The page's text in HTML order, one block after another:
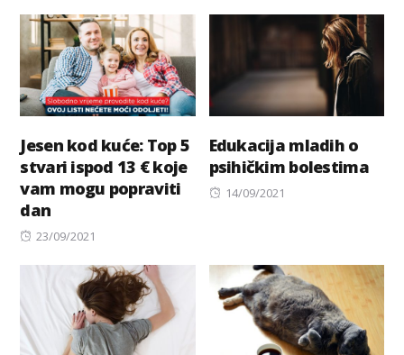
Jesen kod kuće: Top 5
stvari ispod 13 € koje
vam mogu popraviti
dan
Posted
23/09/2021
Edukacija mladih o
psihičkim bolestima
Posted
14/09/2021